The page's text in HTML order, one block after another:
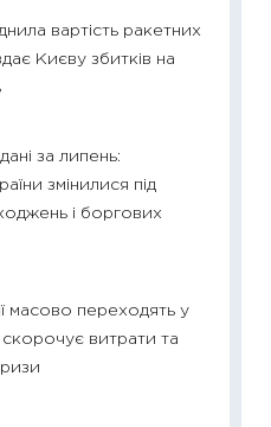
вартість ракетних
Києву збитків на
за липень:
змінилися під
і боргових
масово переходять у
скорочує витрати та